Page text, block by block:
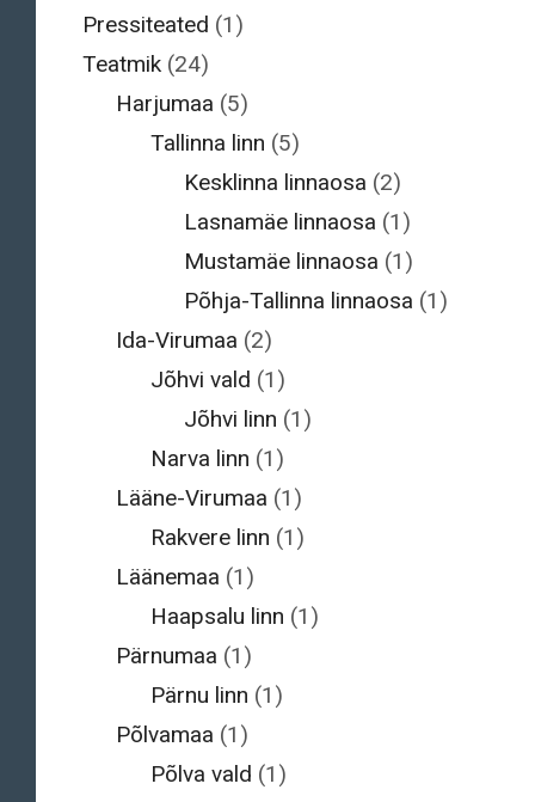
Pressiteated (1)
Teatmik(24)
Harjumaa (5)
Tallinna linn (5)
Kesklinna linnaosa (2)
Lasnamäe linnaosa (1)
Mustamäe linnaosa (1)
Põhja-Tallinna linnaosa (1)
Ida-Virumaa (2)
Jõhvi vald (1)
Jõhvi linn (1)
Narva linn (1)
Lääne-Virumaa (1)
Rakvere linn (1)
Läänemaa (1)
Haapsalu linn (1)
Pärnumaa (1)
Pärnu linn (1)
Põlvamaa (1)
Põlva vald (1)